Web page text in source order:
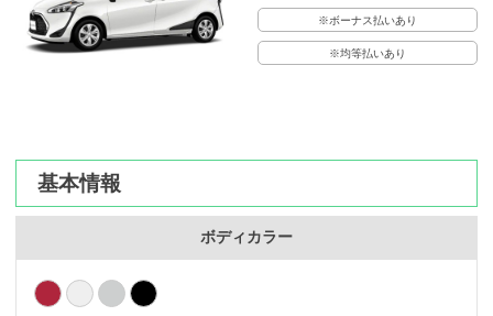
車種から選ぶ
お役立ち記事
※ボーナス払いあり
※均等払いあり
基本情報
ボディカラー